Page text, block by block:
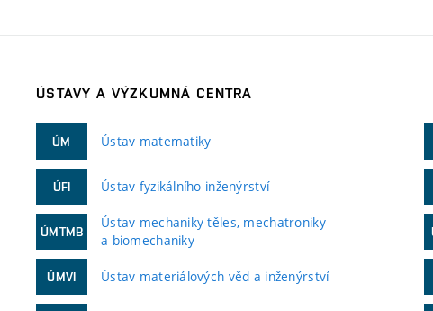
ÚSTAVY A VÝZKUMNÁ CENTRA
ÚM Ústav matematiky
ÚFI Ústav fyzikálního inženýrství
ÚMTMB
Ústav mechaniky těles, mechatroniky
a biomechaniky
ÚMVI Ústav materiálových věd a inženýrství